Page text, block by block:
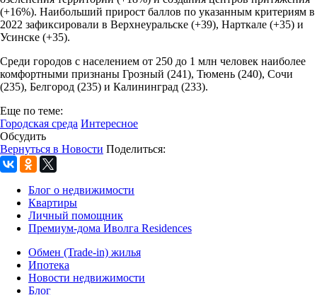
(+16%). Наибольший прирост баллов по указанным критериям в
2022 зафиксировали в Верхнеуральске (+39), Нарткале (+35) и
Усинске (+35).
Среди городов с населением от 250 до 1 млн человек наиболее
комфортными признаны Грозный (241), Тюмень (240), Сочи
(235), Белгород (235) и Калининград (233).
Еще по теме:
Городская среда Интересное
Обсудить
Вернуться в Новости Поделиться:
Блог о недвижимости
Квартиры
Личный помощник
Премиум-дома Иволга Residences
Обмен (Trade-in) жилья
Ипотека
Новости недвижимости
Блог